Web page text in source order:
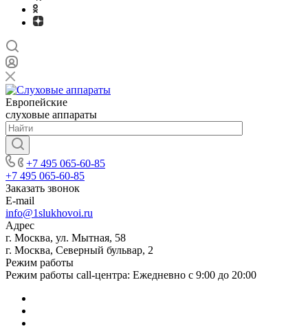
Европейские
слуховые аппараты
+7 495 065-60-85
+7 495 065-60-85
Заказать звонок
E-mail
info@1slukhovoi.ru
Адрес
г. Москва, ул. Мытная, 58
г. Москва, Северный бульвар, 2
Режим работы
Режим работы call-центра: Ежедневно с 9:00 до 20:00